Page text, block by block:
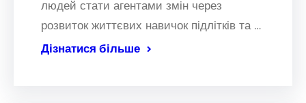
людей стати агентами змін через
розвиток життєвих навичок підлітків та …
Дізнатися більше